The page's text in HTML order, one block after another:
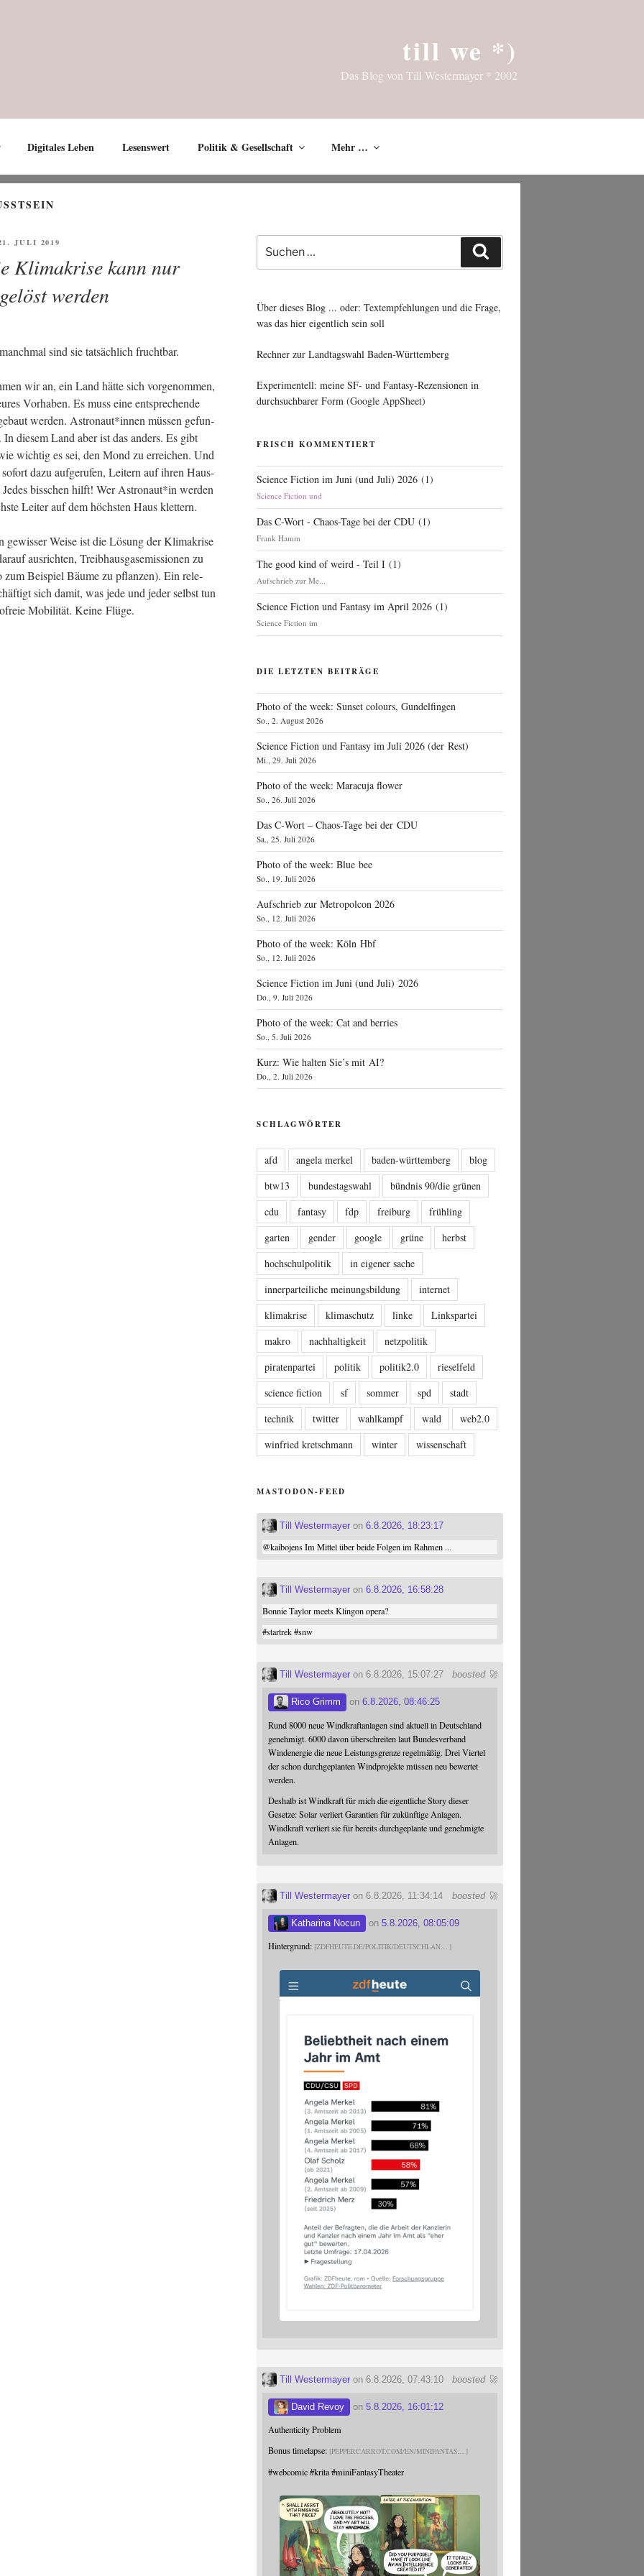
till we *)
Das Blog von Till Westermayer * 2002
Digitales Leben Lesenswert Politik & Gesellschaft Mehr …
JULI 2019
Klimakrise kann nur
werden
sind sie tat­säch­lich fruchtbar.
wir an, ein Land hät­te sich vor­ge­nom­men,
Vor­ha­ben. Es muss eine ent­spre­chen­de
wer­den. Astronaut*innen müs­sen gefun­
die­sem Land aber ist das anders. Es gibt
wich­tig es sei, den Mond zu errei­chen. Und
dazu auf­ge­ru­fen, Lei­tern auf ihren Haus­
biss­chen hilft! Wer Astronaut*in wer­den
Lei­ter auf dem höchs­ten Haus klettern.
Wei­se ist die Lösung der Kli­ma­kri­se
aus­rich­ten, Treib­haus­gas­emis­sio­nen zu
zum Bei­spiel Bäu­me zu pflan­zen). Ein rele­
sich damit, was jede und jeder selbst tun
Mobi­li­tät. Kei­ne Flüge.
Suche
nach:
Über dieses Blog ... oder: Textempfehlungen und die Frage,
was das hier eigentlich sein soll
Rechner zur Landtagswahl Baden-Württemberg
Experimentell: meine SF- und Fantasy-Rezensionen in
durchsuchbarer Form (Google AppSheet)
FRISCH KOMMENTIERT
Science Fiction im Juni (und Juli) 2026 (1)
Science Fiction und
Das C-Wort - Chaos-Tage bei der CDU (1)
Frank Hamm
The good kind of weird - Teil I (1)
Aufschrieb zur Me...
Science Fiction und Fantasy im April 2026 (1)
Science Fiction im
DIE LETZTEN BEITRÄGE
Photo of the week: Sunset colours, Gundelfingen
So., 2. August 2026
Science Fiction und Fantasy im Juli 2026 (der Rest)
Mi., 29. Juli 2026
Photo of the week: Maracuja flower
So., 26. Juli 2026
Das C‑Wort – Chaos-Tage bei der CDU
Sa., 25. Juli 2026
Photo of the week: Blue bee
So., 19. Juli 2026
Aufschrieb zur Metropolcon 2026
So., 12. Juli 2026
Photo of the week: Köln Hbf
So., 12. Juli 2026
Science Fiction im Juni (und Juli) 2026
Do., 9. Juli 2026
Photo of the week: Cat and berries
So., 5. Juli 2026
Kurz: Wie halten Sie’s mit AI?
Do., 2. Juli 2026
SCHLAGWÖRTER
afd angela merkel baden-württemberg
blog
btw13
bundestagswahl
bündnis 90/die grünen
cdu
fantasy fdp freiburg
frühling
garten
gender google grüne
herbst
hochschulpolitik
in eigener sache
innerparteiliche meinungsbildung
internet
klimakrise
klimaschutz linke
Linkspartei
makro
nachhaltigkeit
netzpolitik
piratenpartei
politik politik2.0
rieselfeld
science fiction
sf sommer spd
stadt
technik
twitter wahlkampf wald
web2.0
winfried kretschmann
winter wissenschaft
MASTODON-FEED
Till Westermayer on6.8.2026, 18:23:17
@kaibojensIm Mittel über beide Folgen im Rahmen ...
Till Westermayer on6.8.2026, 16:58:28
Bonnie Taylor meets Klingon opera?
#startrek #snw
boosted 🚀
Till Westermayer on 6.8.2026, 15:07:27
Rico Grimm on6.8.2026, 08:46:25
Rund 8000 neue Windkraftanlagen sind aktuell in Deutschland
genehmigt. 6000 davon überschreiten laut Bundesverband
Windenergie die neue Leistungsgrenze regelmäßig. Drei Viertel
der schon durchgeplanten Windprojekte müssen neu bewertet
werden.
Deshalb ist Windkraft für mich die eigentliche Story dieser
Gesetze: Solar verliert Garantien für zukünftige Anlagen.
Windkraft verliert sie für bereits durchgeplante und genehmigte
Anlagen.
boosted 🚀
Till Westermayer on 6.8.2026, 11:34:14
Katharina Nocun on5.8.2026, 08:05:09
Hintergrund: ZDFHEUTE.DE/POLITIK/DEUTSCHLAN
boosted 🚀
Till Westermayer on 6.8.2026, 07:43:10
David Revoy on5.8.2026, 16:01:12
Authenticity Problem
Bonus timelapse: PEPPERCARROT.COM/EN/MINIFANTAS
#webcomic #krita#miniFantasyTheater